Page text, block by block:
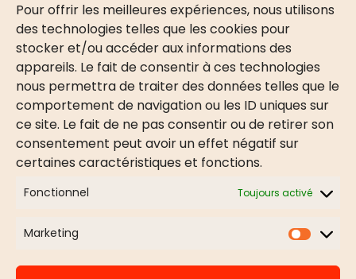
Pour offrir les meilleures expériences, nous utilisons
des technologies telles que les cookies pour
stocker et/ou accéder aux informations des
appareils. Le fait de consentir à ces technologies
nous permettra de traiter des données telles que le
comportement de navigation ou les ID uniques sur
ce site. Le fait de ne pas consentir ou de retirer son
consentement peut avoir un effet négatif sur
certaines caractéristiques et fonctions.
Fonctionnel Toujours activé
Marketing
PRÉSENTATION
Présentation
Le mot de la présidente
BÉNÉVOLAT
Devenir Bénévole
NOUS CONTACTER